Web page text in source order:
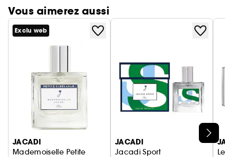
Vous aimerez aussi
Ignorer le carrousel produits
Exclu web
JACADI
Mademoiselle Petite
JACADI
Jacadi Sport